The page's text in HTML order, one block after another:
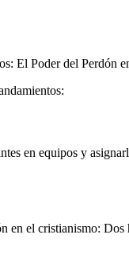
El Poder del Perdón
en equipos y
el cristianismo: